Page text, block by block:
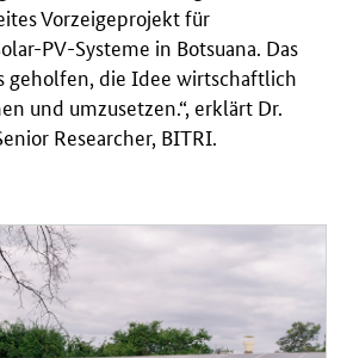
Vorzeigeprojekt für
PV-Systeme in Botsuana. Das
geholfen, die Idee wirtschaftlich
und umzusetzen.“, erklärt Dr.
Researcher, BITRI.